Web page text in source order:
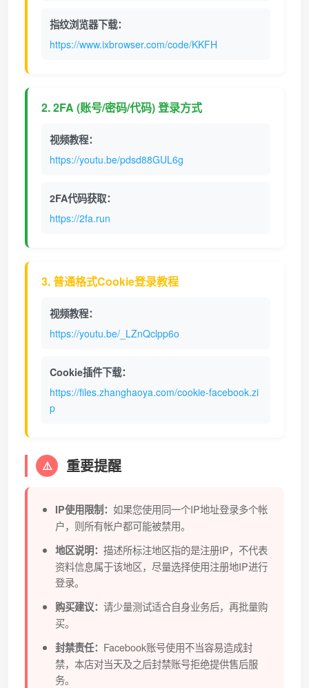
指纹浏览器下载：
https://www.ixbrowser.com/code/KKFH
2. 2FA (账号/密码/代码) 登录方式
视频教程：
https://youtu.be/pdsd88GUL6g
2FA代码获取：
https://2fa.run
3. 普通格式Cookie登录教程
视频教程：
https://youtu.be/_LZnQclpp6o
Cookie插件下载：
https://files.zhanghaoya.com/cookie-facebook.zi
p
⚠️ 重要提醒
IP使用限制： 如果您使用同一个IP地址登录多个帐
户，则所有帐户都可能被禁用。
地区说明： 描述所标注地区指的是注册IP，不代表
资料信息属于该地区，尽量选择使用注册地IP进行
登录。
购买建议： 请少量测试适合自身业务后，再批量购
买。
封禁责任： Facebook账号使用不当容易造成封
禁，本店对当天及之后封禁账号拒绝提供售后服
务。